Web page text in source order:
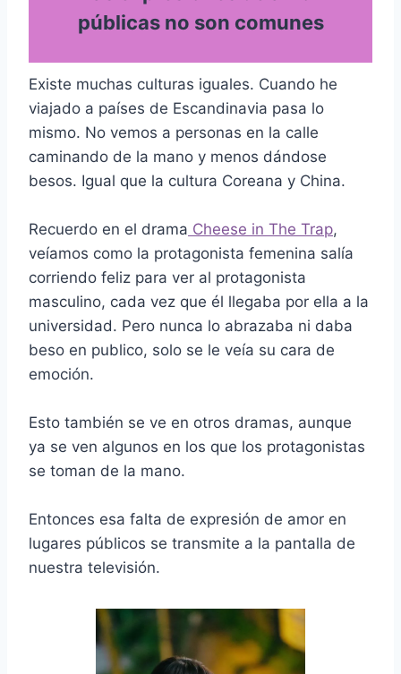
públicas no son comunes
Existe muchas culturas iguales. Cuando he
viajado a países de Escandinavia pasa lo
mismo. No vemos a personas en la calle
caminando de la mano y menos dándose
besos. Igual que la cultura Coreana y China.
Recuerdo en el drama Cheese in The Trap,
veíamos como la protagonista femenina salía
corriendo feliz para ver al protagonista
masculino, cada vez que él llegaba por ella a la
universidad. Pero nunca lo abrazaba ni daba
beso en publico, solo se le veía su cara de
emoción.
Esto también se ve en otros dramas, aunque
ya se ven algunos en los que los protagonistas
se toman de la mano.
Entonces esa falta de expresión de amor en
lugares públicos se transmite a la pantalla de
nuestra televisión.